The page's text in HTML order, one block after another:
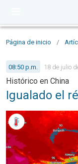
Página de inicio /
08:50 p.m. 18 de julio
Histórico en China
Igualado el